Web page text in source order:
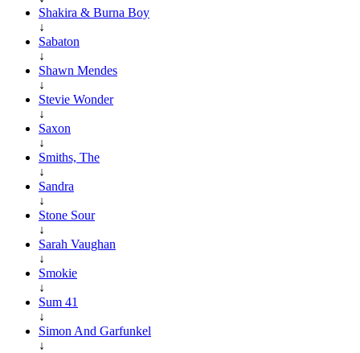
Shakira & Burna Boy
↓
Sabaton
↓
Shawn Mendes
↓
Stevie Wonder
↓
Saxon
↓
Smiths, The
↓
Sandra
↓
Stone Sour
↓
Sarah Vaughan
↓
Smokie
↓
Sum 41
↓
Simon And Garfunkel
↓